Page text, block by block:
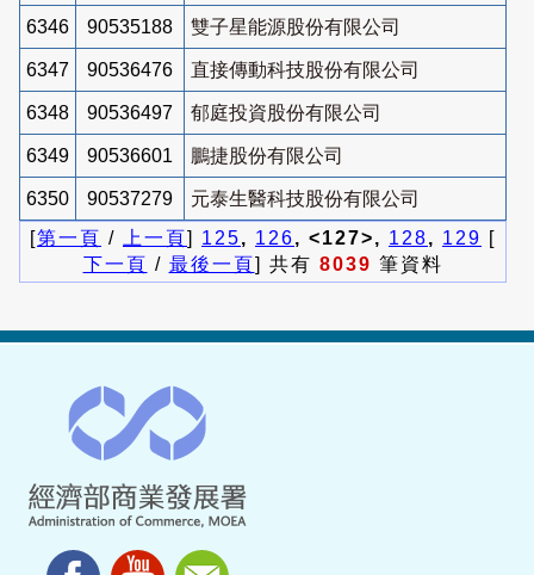
6346 90535188 雙子星能源股份有限公司
6347 90536476 直接傳動科技股份有限公司
6348 90536497 郁庭投資股份有限公司
6349 90536601 鵬捷股份有限公司
6350 90537279
元泰生醫科技股份有限公司
[第一頁 / 上一頁] 125, 126, <127>, 128, 129 [
下一頁 / 最後一頁] 共有 8039 筆資料